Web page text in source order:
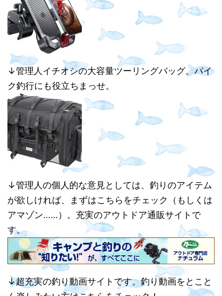
↓管理人イチオシの大容量ツーリングバッグ。バイ
ク釣行にも役立ちまっせ。
↓管理人の個人的な意見としては、釣りのアイテム
が欲しければ、まずはこちらをチェック（もしくは
アマゾン……）。充実のアウトドア通販サイトで
す。
↓超充実の釣り動画サイトです。釣り動画をとこと